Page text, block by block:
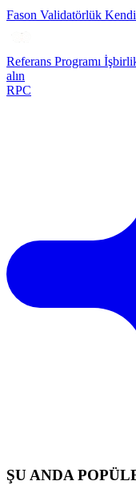
Fason Validatörlük
Referans Programı
alın
RPC
ŞU ANDA